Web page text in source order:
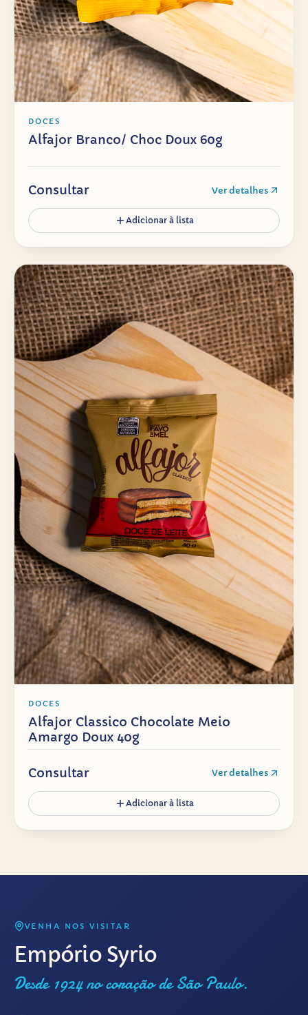
DOCES
Alfajor Branco/ Choc Doux 60g
Consultar Ver detalhes
Adicionar à lista
DOCES
Alfajor Classico Chocolate Meio
Amargo Doux 40g
Consultar Ver detalhes
Adicionar à lista
VENHA NOS VISITAR
Empório Syrio
Desde 1924 no coração de São Paulo.